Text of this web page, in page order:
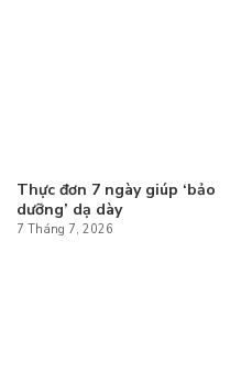
Thực đơn 7 ngày giúp ‘bảo
dưỡng’ dạ dày
7 Tháng 7, 2026